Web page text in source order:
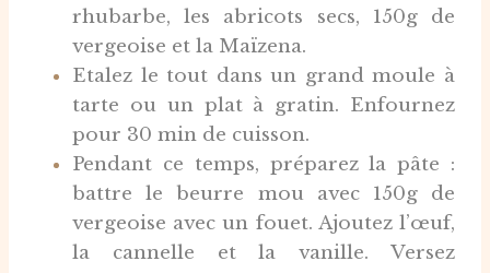
rhubarbe, les abricots secs, 150g de
vergeoise et la Maïzena.
Etalez le tout dans un grand moule à
tarte ou un plat à gratin. Enfournez
pour 30 min de cuisson.
Pendant ce temps, préparez la pâte :
battre le beurre mou avec 150g de
vergeoise avec un fouet. Ajoutez l’œuf,
la cannelle et la vanille. Versez